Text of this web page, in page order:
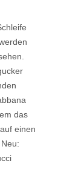
das
einen